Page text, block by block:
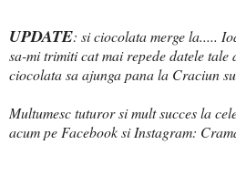
UPDATE: si ciocolata merge la.....
sa-mi trimiti cat mai repede datele tale
ciocolata sa ajunga pana la Craciun
Multumesc tuturor si mult succes la
acum pe Facebook si Instagram: